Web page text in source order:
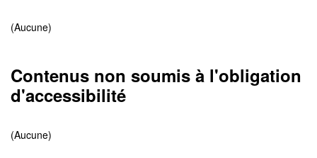
(Aucune)
Contenus non soumis à l'obligation
d'accessibilité
(Aucune)